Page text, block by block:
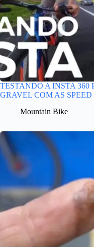
TESTANDO A INSTA 360
GRAVEL COM AS SPEED
Mountain Bike